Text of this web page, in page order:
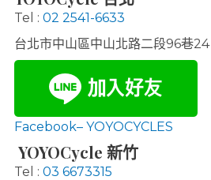
Tel : 02 2541-6633
台北市中山區中山北路二段96巷
Facebook– YOYOCYCLES
YOYOCycle 新竹
Tel : 03 6673315